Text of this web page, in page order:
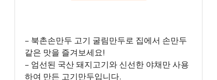
– 북촌손만두 고기 굴림만두로 집에서 손만두
같은 맛을 즐겨보세요!
– 엄선된 국산 돼지고기와 신선한 야채만 사용
하여 만든 고기만두입니다.